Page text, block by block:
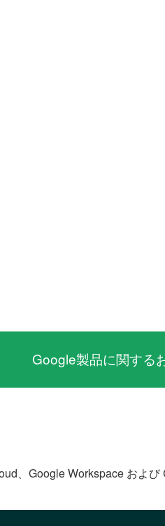
Google製品に関する
、Google Workspace および